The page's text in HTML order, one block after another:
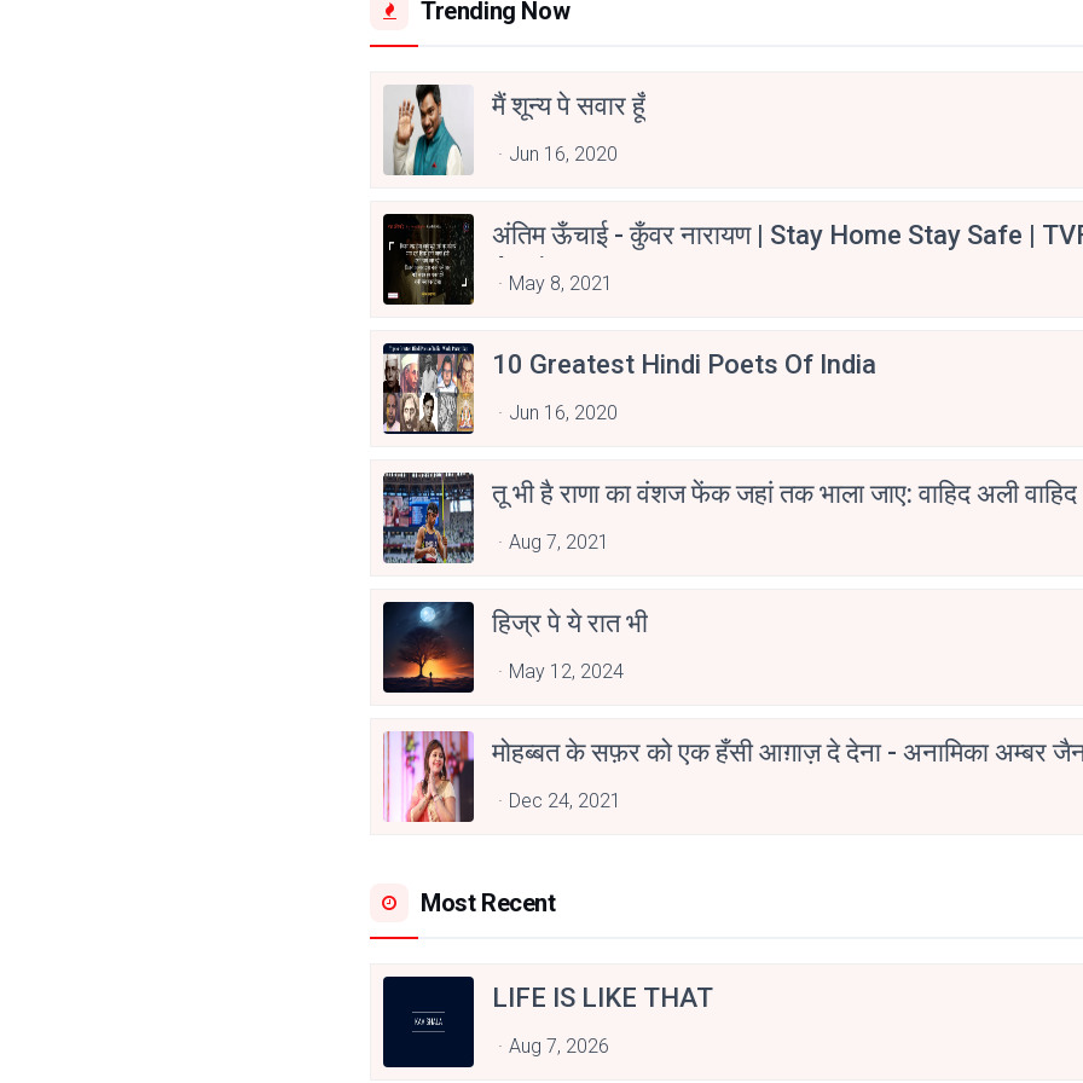
Trending Now
मैं शून्य पे सवार हूँ
Jun 16, 2020
अंतिम ऊँचाई - कुँवर नारायण | Stay Home Stay Safe |
Aspirants
May 8, 2021
10 Greatest Hindi Poets Of India
Jun 16, 2020
तू भी है राणा का वंशज फेंक जहां तक भाला जाए: वाहिद अली वाहिद
Aug 7, 2021
हिज्र पे ये रात भी
May 12, 2024
मोहब्बत के सफ़र को एक हँसी आग़ाज़ दे देना - अनामिका अम्बर
Dec 24, 2021
Most Recent
LIFE IS LIKE THAT
Aug 7, 2026